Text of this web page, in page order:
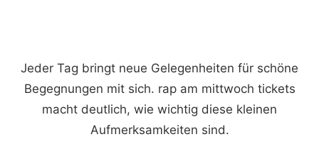
Jeder Tag bringt neue Gelegenheiten für schöne
Begegnungen mit sich. rap am mittwoch tickets
macht deutlich, wie wichtig diese kleinen
Aufmerksamkeiten sind.